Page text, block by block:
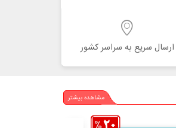
ارسال سریع به سراسر کشور
مشاهده بیشتر